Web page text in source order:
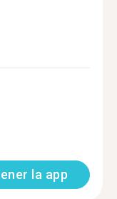
la app